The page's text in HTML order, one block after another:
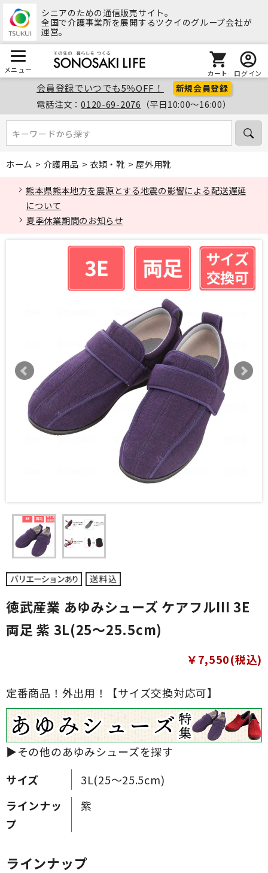
シニアのための通信販売サイト。
全国で介護事業所を展開するツクイのグループ会社が
運営。
メニュー カート ログイン
会員登録でいつでも5％OFF！ 新規会員登録
電話注文：0120-69-2076 （平日10:00～16:00）
キーワードから探す
キーワードから探す
ホーム > 介護用品 > 衣類・靴 > 屋外用靴
熊本県熊本地方を震源とする地震の影響による配送遅延
について
夏季休業期間のお知らせ
徳武産業 あゆみシューズ ケアフルIII 3E
両足 紫 3L(25～25.5cm)
定番商品！外出用！【サイズ交換対応可】
￥7,550(税込)
サイズ
3L(25～25.5cm)
ラインナッ
プ
紫
ラインナップ
▶その他のあゆみシューズを探す